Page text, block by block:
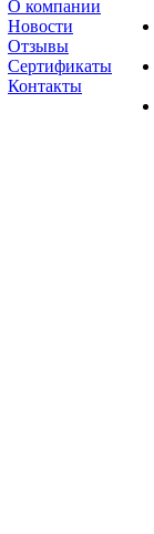
О компании
Новости
Отзывы
Сертификаты
Контакты